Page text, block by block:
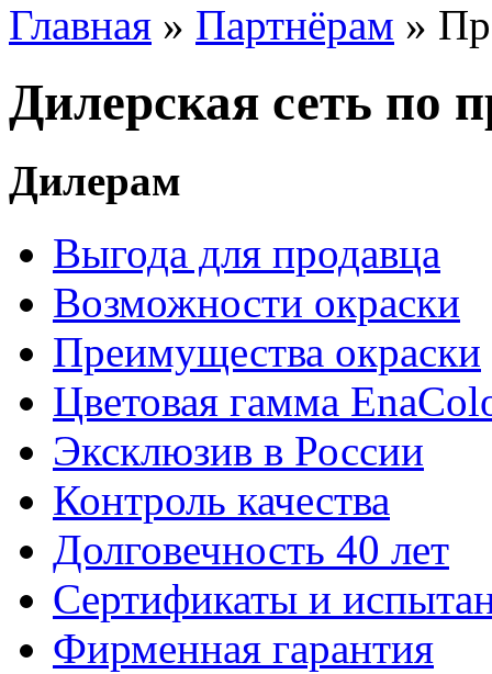
Главная » Партнёрам »
Дилерская сеть по
Дилерам
Выгода для продавца
Возможности окраски
Преимущества окраски
Цветовая гамма
Эксклюзив в России
Контроль качества
Долговечность 40 лет
Сертификаты и
Фирменная гарантия